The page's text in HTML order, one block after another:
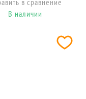
в сравнение
В наличии